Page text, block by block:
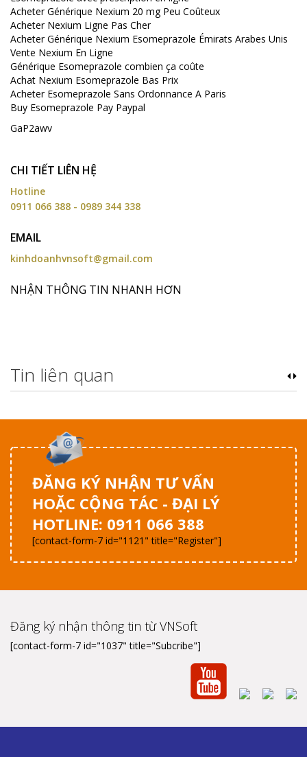
Acheter Générique Nexium 20 mg Peu Coûteux
Acheter Nexium Ligne Pas Cher
Acheter Générique Nexium Esomeprazole Émirats Arabes Unis
Vente Nexium En Ligne
Générique Esomeprazole combien ça coûte
Achat Nexium Esomeprazole Bas Prix
Acheter Esomeprazole Sans Ordonnance A Paris
Buy Esomeprazole Pay Paypal
GaP2awv
CHI TIẾT LIÊN HỆ
Hotline
0911 066 388 - 0989 344 338
EMAIL
kinhdoanhvnsoft@gmail.com
NHẬN THÔNG TIN NHANH HƠN
Tin liên quan
ĐĂNG KÝ NHẬN TƯ VẤN
HOẶC CỘNG TÁC - ĐẠI LÝ
HOTLINE: 0911 066 388
[contact-form-7 id="1121" title="Register"]
Đăng ký nhận thông tin từ VNSoft
[contact-form-7 id="1037" title="Subcribe"]